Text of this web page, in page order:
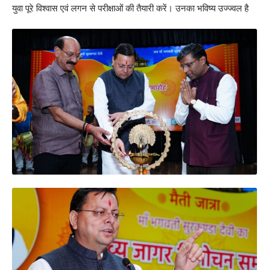
युवा पूरे विश्वास एवं लगन से परीक्षाओं की तैयारी करें। उनका भविष्य उज्ज्वल है